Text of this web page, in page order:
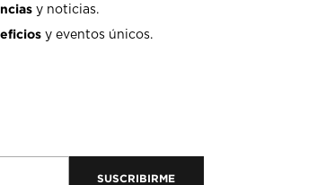
y noticias.
y eventos únicos.
SUSCRIBIRME